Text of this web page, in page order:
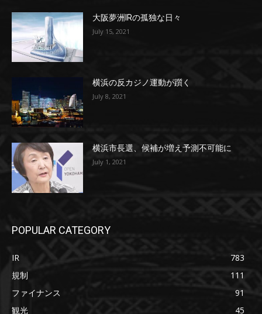
大阪夢洲IRの孤独な日々
July 15, 2021
横浜の反カジノ運動が躓く
July 8, 2021
横浜市長選、候補が増え予測不可能に
July 1, 2021
POPULAR CATEGORY
IR
783
規制
111
ファイナンス
91
観光
45